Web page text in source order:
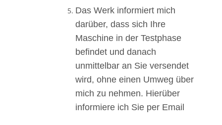
Das Werk informiert mich
darüber, dass sich Ihre
Maschine in der Testphase
befindet und danach
unmittelbar an Sie versendet
wird, ohne einen Umweg über
mich zu nehmen. Hierüber
informiere ich Sie per Email